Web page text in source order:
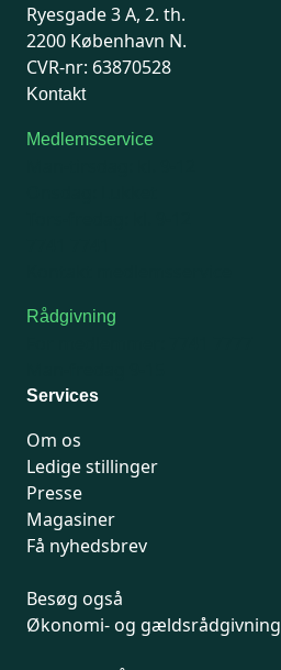
Ryesgade 3 A, 2. th.
2200 København N.
CVR-nr: 63870528
Kontakt
Medlemsservice
Rådgivning
Services
Om os
Ledige stillinger
Presse
Magasiner
Få nyhedsbrev
Besøg også
Økonomi- og gældsrådgivning